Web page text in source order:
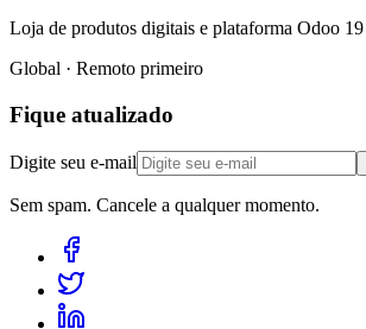
Loja de produtos digitais e plataforma Odoo
Global · Remoto primeiro
Fique atualizado
Digite seu e-mail
Sem spam. Cancele a qualquer momento.